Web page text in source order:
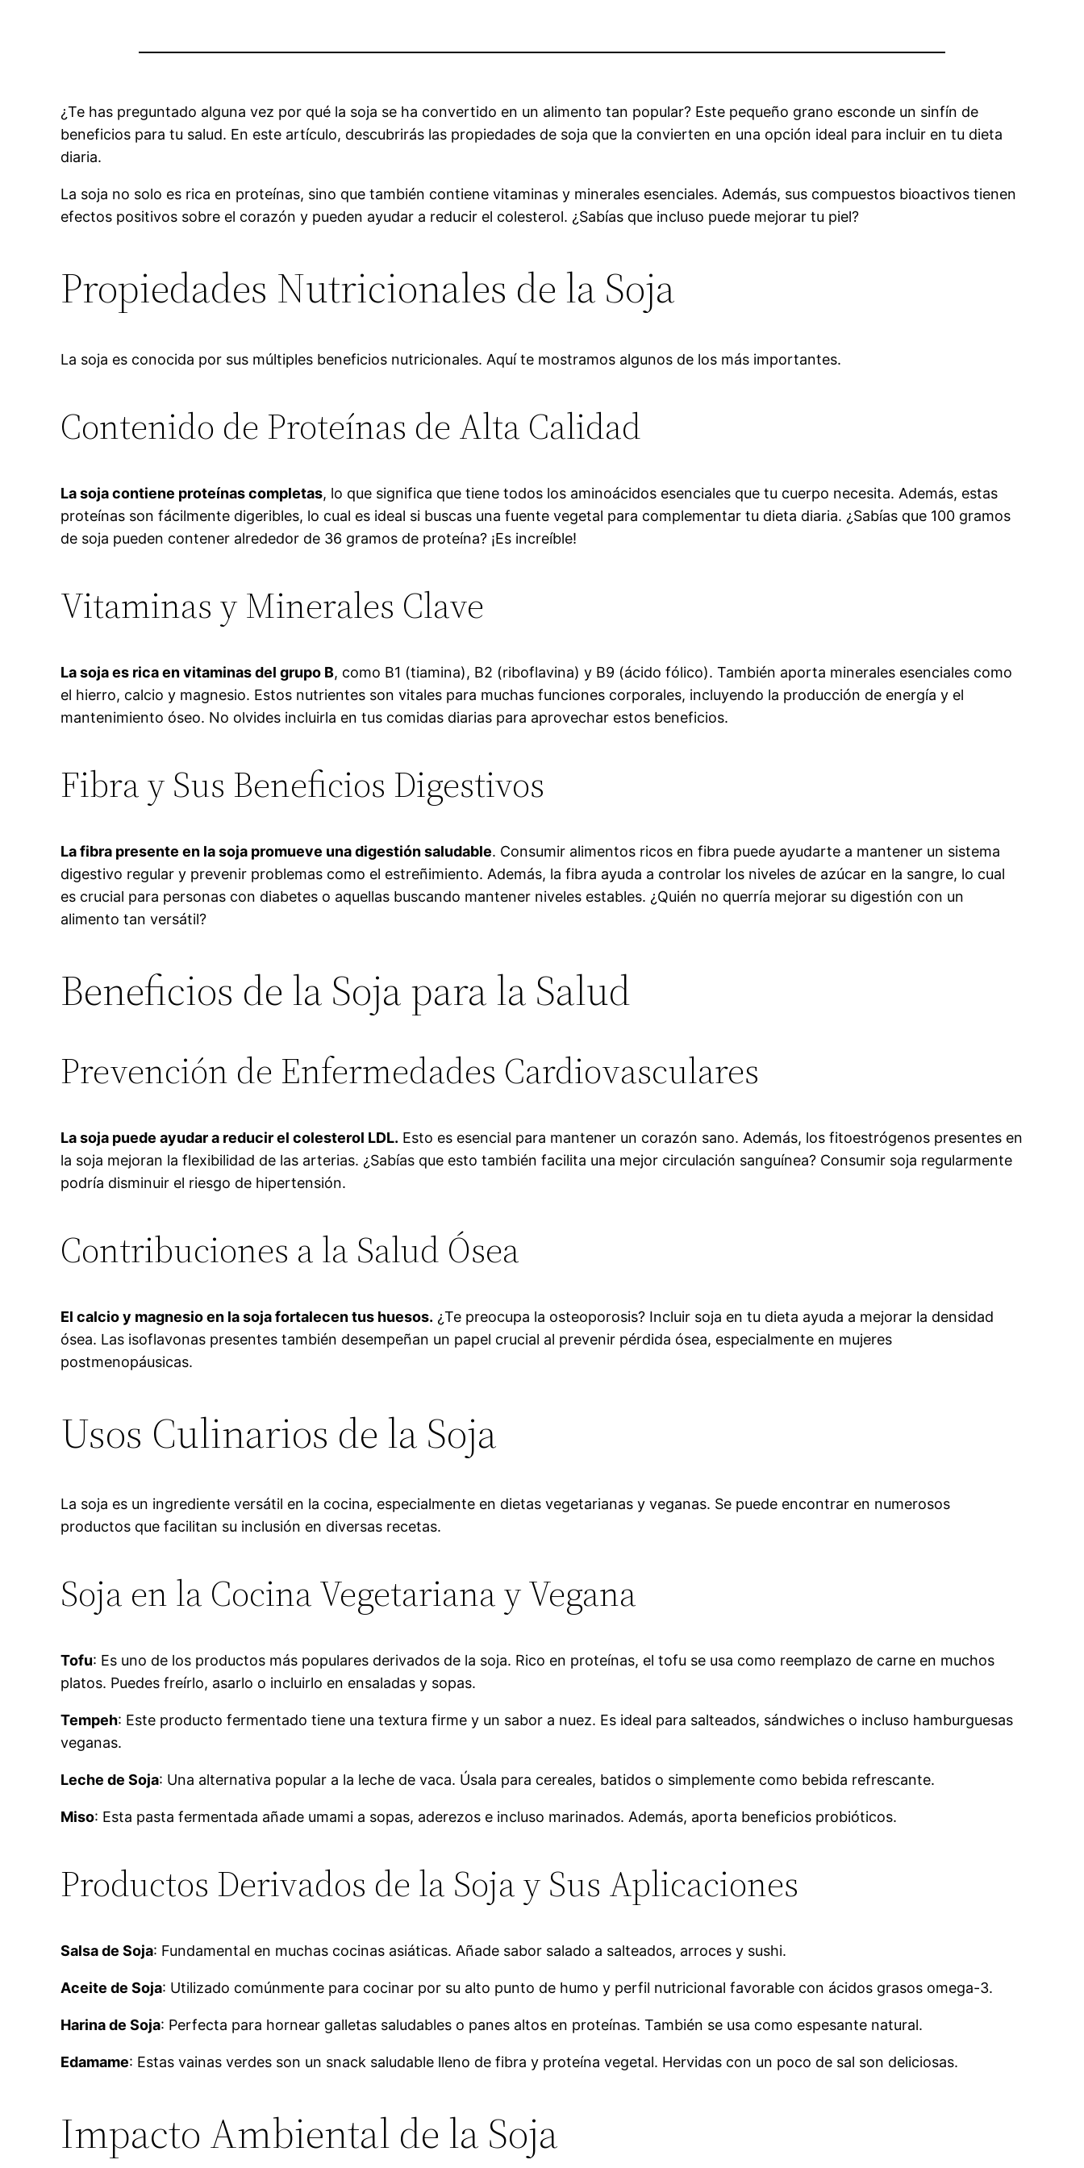
¿Te has preguntado alguna vez por qué la soja se ha convertido en un alimento tan popular? Este pequeño grano esconde un sinfín de
beneficios para tu salud. En este artículo, descubrirás las propiedades de soja que la convierten en una opción ideal para incluir en tu dieta
diaria.
La soja no solo es rica en proteínas, sino que también contiene vitaminas y minerales esenciales. Además, sus compuestos bioactivos tienen
efectos positivos sobre el corazón y pueden ayudar a reducir el colesterol. ¿Sabías que incluso puede mejorar tu piel?
Propiedades Nutricionales de la Soja
La soja es conocida por sus múltiples beneficios nutricionales. Aquí te mostramos algunos de los más importantes.
Contenido de Proteínas de Alta Calidad
La soja contiene proteínas completas, lo que significa que tiene todos los aminoácidos esenciales que tu cuerpo necesita. Además, estas
proteínas son fácilmente digeribles, lo cual es ideal si buscas una fuente vegetal para complementar tu dieta diaria. ¿Sabías que 100 gramos
de soja pueden contener alrededor de 36 gramos de proteína? ¡Es increíble!
Vitaminas y Minerales Clave
La soja es rica en vitaminas del grupo B, como B1 (tiamina), B2 (riboflavina) y B9 (ácido fólico). También aporta minerales esenciales como
el hierro, calcio y magnesio. Estos nutrientes son vitales para muchas funciones corporales, incluyendo la producción de energía y el
mantenimiento óseo. No olvides incluirla en tus comidas diarias para aprovechar estos beneficios.
Fibra y Sus Beneficios Digestivos
La fibra presente en la soja promueve una digestión saludable. Consumir alimentos ricos en fibra puede ayudarte a mantener un sistema
digestivo regular y prevenir problemas como el estreñimiento. Además, la fibra ayuda a controlar los niveles de azúcar en la sangre, lo cual
es crucial para personas con diabetes o aquellas buscando mantener niveles estables. ¿Quién no querría mejorar su digestión con un
alimento tan versátil?
Beneficios de la Soja para la Salud
Prevención de Enfermedades Cardiovasculares
La soja puede ayudar a reducir el colesterol LDL. Esto es esencial para mantener un corazón sano. Además, los fitoestrógenos presentes en
la soja mejoran la flexibilidad de las arterias. ¿Sabías que esto también facilita una mejor circulación sanguínea? Consumir soja regularmente
podría disminuir el riesgo de hipertensión.
Contribuciones a la Salud Ósea
El calcio y magnesio en la soja fortalecen tus huesos. ¿Te preocupa la osteoporosis? Incluir soja en tu dieta ayuda a mejorar la densidad
ósea. Las isoflavonas presentes también desempeñan un papel crucial al prevenir pérdida ósea, especialmente en mujeres
postmenopáusicas.
Usos Culinarios de la Soja
La soja es un ingrediente versátil en la cocina, especialmente en dietas vegetarianas y veganas. Se puede encontrar en numerosos
productos que facilitan su inclusión en diversas recetas.
Soja en la Cocina Vegetariana y Vegana
Tofu: Es uno de los productos más populares derivados de la soja. Rico en proteínas, el tofu se usa como reemplazo de carne en muchos
platos. Puedes freírlo, asarlo o incluirlo en ensaladas y sopas.
Tempeh: Este producto fermentado tiene una textura firme y un sabor a nuez. Es ideal para salteados, sándwiches o incluso hamburguesas
veganas.
Leche de Soja: Una alternativa popular a la leche de vaca. Úsala para cereales, batidos o simplemente como bebida refrescante.
Miso: Esta pasta fermentada añade umami a sopas, aderezos e incluso marinados. Además, aporta beneficios probióticos.
Productos Derivados de la Soja y Sus Aplicaciones
Salsa de Soja: Fundamental en muchas cocinas asiáticas. Añade sabor salado a salteados, arroces y sushi.
Aceite de Soja: Utilizado comúnmente para cocinar por su alto punto de humo y perfil nutricional favorable con ácidos grasos omega-3.
Harina de Soja: Perfecta para hornear galletas saludables o panes altos en proteínas. También se usa como espesante natural.
Edamame: Estas vainas verdes son un snack saludable lleno de fibra y proteína vegetal. Hervidas con un poco de sal son deliciosas.
Impacto Ambiental de la Soja